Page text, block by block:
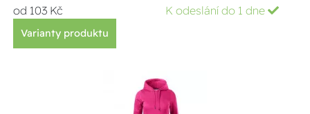
od 103 Kč K odeslání do 1 dne
Varianty produktu